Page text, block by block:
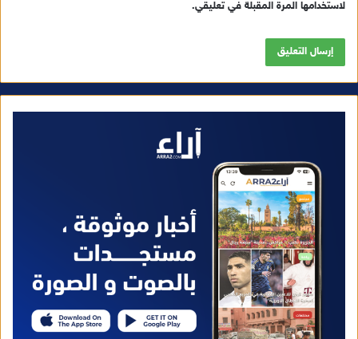
لاستخدامها المرة المقبلة في تعليقي.